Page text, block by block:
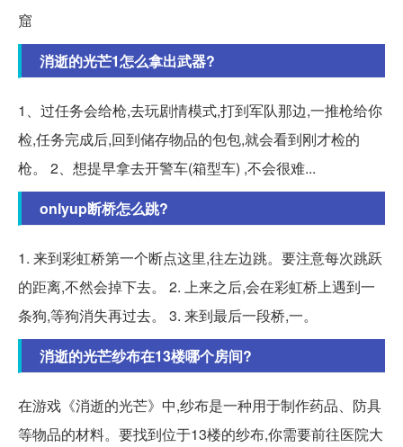
窟
消逝的光芒1怎么拿出武器?
1、过任务会给枪,去玩剧情模式,打到军队那边,一推枪给你
检,任务完成后,回到储存物品的包包,就会看到刚才检的
枪。 2、想提早拿去开警车(箱型车) ,不会很难...
onlyup断桥怎么跳?
1. 来到彩虹桥第一个断点这里,往左边跳。要注意每次跳跃
的距离,不然会掉下去。 2. 上来之后,会在彩虹桥上遇到一
条狗,等狗消失再过去。 3. 来到最后一段桥,一。
消逝的光芒纱布在13楼哪个房间?
在游戏《消逝的光芒》中,纱布是一种用于制作药品、防具
等物品的材料。要找到位于13楼的纱布,你需要前往医院大